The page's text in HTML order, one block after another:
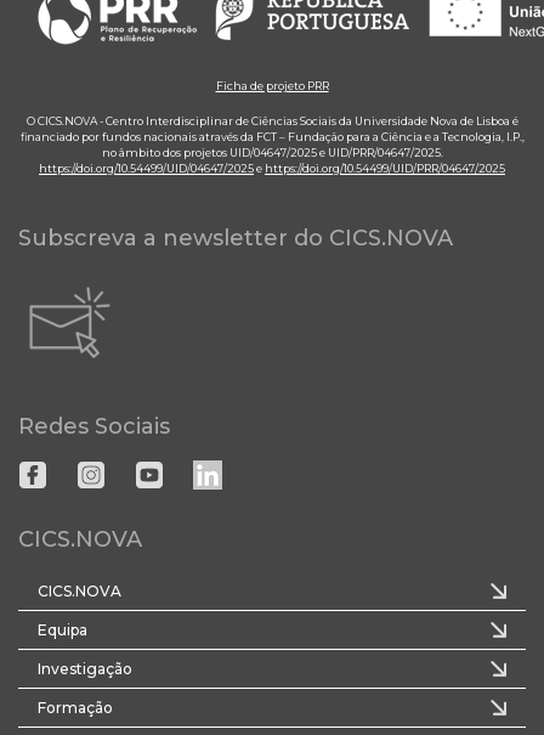
Ficha de projeto PRR
O CICS.NOVA - Centro Interdisciplinar de Ciências Sociais da Universidade Nova de Lisboa é
financiado por fundos nacionais através da FCT – Fundação para a Ciência e a Tecnologia, I.P.,
no âmbito dos projetos UID/04647/2025 e UID/PRR/04647/2025.
https://doi.org/10.54499/UID/04647/2025e https://doi.org/10.54499/UID/PRR/04647/2025
Subscreva a newsletter do CICS.NOVA
Redes Sociais
CICS.NOVA
CICS.NOVA
Equipa
Investigação
Formação